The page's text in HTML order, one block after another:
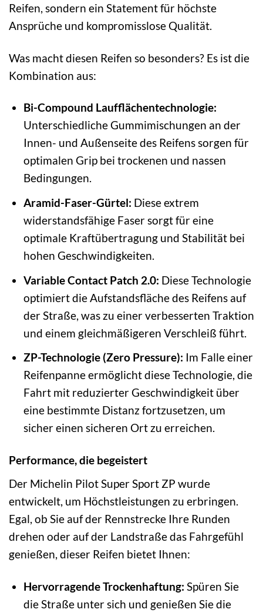
Reifen, sondern ein Statement für höchste
Ansprüche und kompromisslose Qualität.
Was macht diesen Reifen so besonders? Es ist die
Kombination aus:
Bi-Compound Laufflächentechnologie:
Unterschiedliche Gummimischungen an der
Innen- und Außenseite des Reifens sorgen für
optimalen Grip bei trockenen und nassen
Bedingungen.
Aramid-Faser-Gürtel: Diese extrem
widerstandsfähige Faser sorgt für eine
optimale Kraftübertragung und Stabilität bei
hohen Geschwindigkeiten.
Variable Contact Patch 2.0: Diese Technologie
optimiert die Aufstandsfläche des Reifens auf
der Straße, was zu einer verbesserten Traktion
und einem gleichmäßigeren Verschleiß führt.
ZP-Technologie (Zero Pressure): Im Falle einer
Reifenpanne ermöglicht diese Technologie, die
Fahrt mit reduzierter Geschwindigkeit über
eine bestimmte Distanz fortzusetzen, um
sicher einen sicheren Ort zu erreichen.
Performance, die begeistert
Der Michelin Pilot Super Sport ZP wurde
entwickelt, um Höchstleistungen zu erbringen.
Egal, ob Sie auf der Rennstrecke Ihre Runden
drehen oder auf der Landstraße das Fahrgefühl
genießen, dieser Reifen bietet Ihnen:
Hervorragende Trockenhaftung: Spüren Sie
die Straße unter sich und genießen Sie die